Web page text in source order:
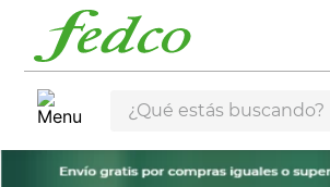
¿Qué estás buscando?